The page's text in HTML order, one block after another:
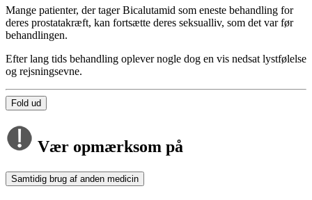
Mange patienter, der tager Bicalutamid som eneste behandling for
deres prostatakræft, kan fortsætte deres seksualliv, som det var før
behandlingen.
Efter lang tids behandling oplever nogle dog en vis nedsat lystfølelse
og rejsningsevne.
Fold ud
Vær opmærksom på
Samtidig brug af anden medicin